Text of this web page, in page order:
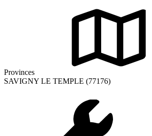
Provinces
SAVIGNY LE TEMPLE (77176)